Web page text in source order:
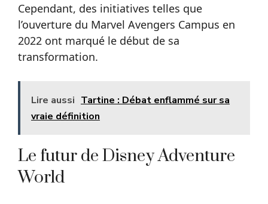
Cependant, des initiatives telles que
l’ouverture du Marvel Avengers Campus en
2022 ont marqué le début de sa
transformation.
Lire aussi Tartine : Débat enflammé sur sa
vraie définition
Le futur de Disney Adventure
World